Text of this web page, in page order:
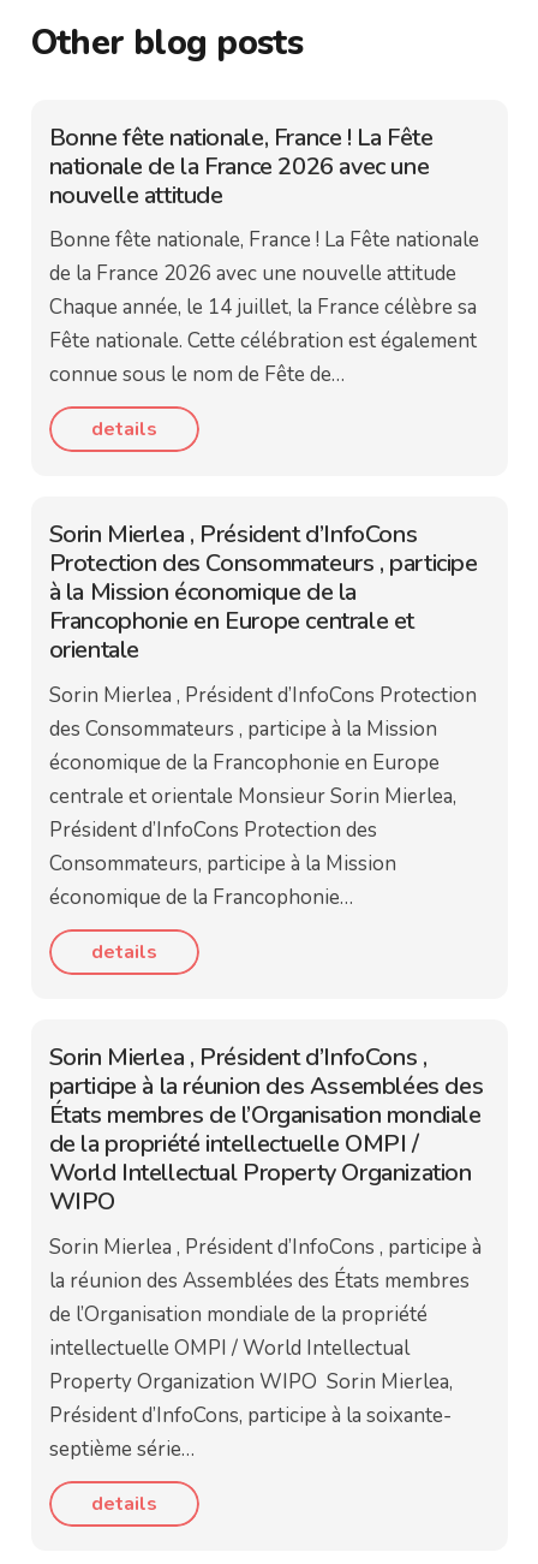
Other blog posts
Bonne fête nationale, France ! La Fête
nationale de la France 2026 avec une
nouvelle attitude
Bonne fête nationale, France ! La Fête nationale
de la France 2026 avec une nouvelle attitude
Chaque année, le 14 juillet, la France célèbre sa
Fête nationale. Cette célébration est également
connue sous le nom de Fête de…
details
Sorin Mierlea , Président d’InfoCons
Protection des Consommateurs , participe
à la Mission économique de la
Francophonie en Europe centrale et
orientale
Sorin Mierlea , Président d’InfoCons Protection
des Consommateurs , participe à la Mission
économique de la Francophonie en Europe
centrale et orientale Monsieur Sorin Mierlea,
Président d’InfoCons Protection des
Consommateurs, participe à la Mission
économique de la Francophonie…
details
Sorin Mierlea , Président d’InfoCons ,
participe à la réunion des Assemblées des
États membres de l’Organisation mondiale
de la propriété intellectuelle OMPI /
World Intellectual Property Organization
WIPO
Sorin Mierlea , Président d’InfoCons , participe à
la réunion des Assemblées des États membres
de l’Organisation mondiale de la propriété
intellectuelle OMPI / World Intellectual
Property Organization WIPO Sorin Mierlea,
Président d’InfoCons, participe à la soixante-
septième série…
details